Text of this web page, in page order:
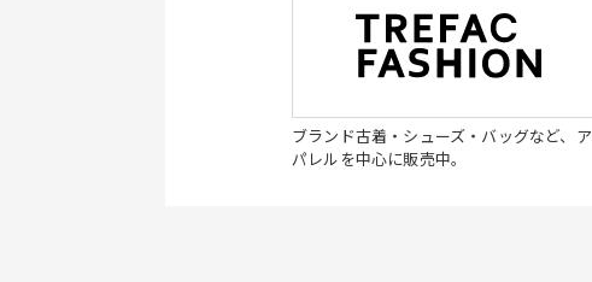
ブランド古着・シューズ・バッグなど、ア
パレルを中心に販売中。